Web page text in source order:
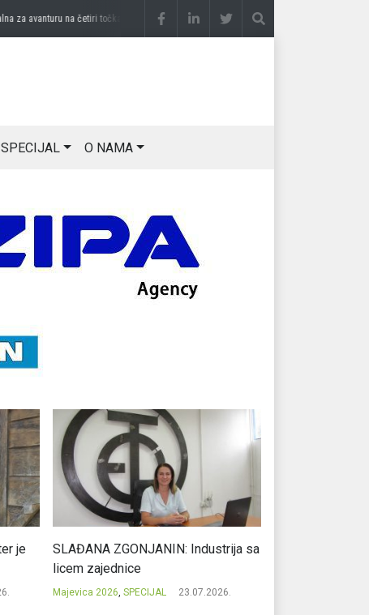
avanturu na četiri točkaprije 2 sedmice DRAGAN OSTOJIĆ: Moj karakter je
SPECIJAL O NAMA
je
SLAĐANA ZGONJANIN: Industrija sa
licem zajednice
Majevica 2026, SPECIJAL 23.07.2026.